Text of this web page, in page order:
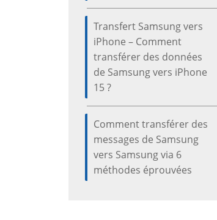
Transfert Samsung vers
iPhone – Comment
transférer des données
de Samsung vers iPhone
15 ?
Comment transférer des
messages de Samsung
vers Samsung via 6
méthodes éprouvées